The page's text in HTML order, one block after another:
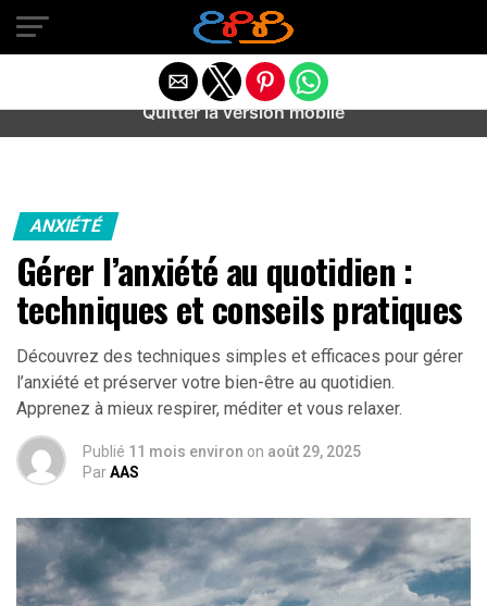
Warning
: preg_match(): Unknown modifier '/' in
/home/u589487443/domains/aideanxietestress.fr/
content/plugins/idev-post-views/includes/class-bots.php
ANXIÉTÉ
Gérer l’anxiété au quotidien :
techniques et conseils pratiques
Découvrez des techniques simples et efficaces pour gérer
l’anxiété et préserver votre bien-être au quotidien.
Apprenez à mieux respirer, méditer et vous relaxer.
Publié 11 mois environ on août 29, 2025
ParAAS
Quitter la version mobile